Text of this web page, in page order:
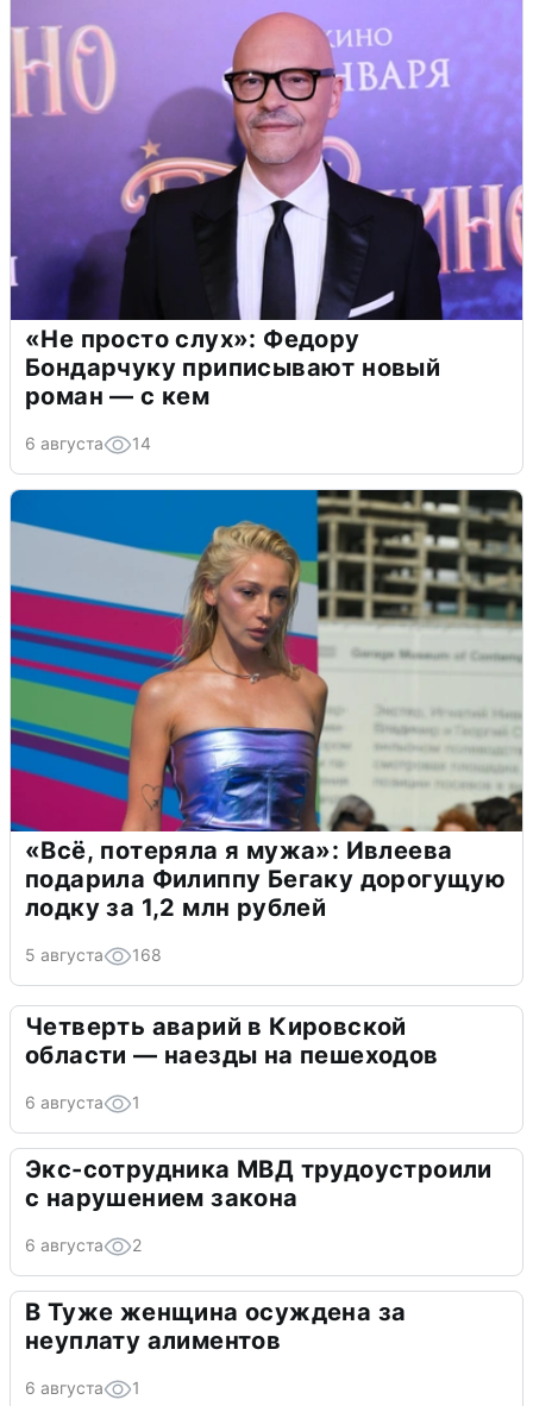
«Не просто слух»: Федору
Бондарчуку приписывают новый
роман — с кем
6 августа 14
«Всё, потеряла я мужа»: Ивлеева
подарила Филиппу Бегаку дорогущую
лодку за 1,2 млн рублей
5 августа 168
Четверть аварий в Кировской
области — наезды на пешеходов
6 августа 1
Экс-сотрудника МВД трудоустроили
с нарушением закона
6 августа 2
В Туже женщина осуждена за
неуплату алиментов
6 августа 1